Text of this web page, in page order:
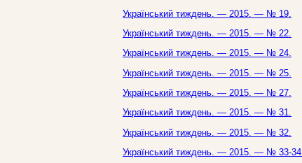
Український тиждень. — 2015. — № 19.
Український тиждень. — 2015. — № 22.
Український тиждень. — 2015. — № 24.
Український тиждень. — 2015. — № 25.
Український тиждень. — 2015. — № 27.
Український тиждень. — 2015. — № 31.
Український тиждень. — 2015. — № 32.
Український тиждень. — 2015. — № 33-34.